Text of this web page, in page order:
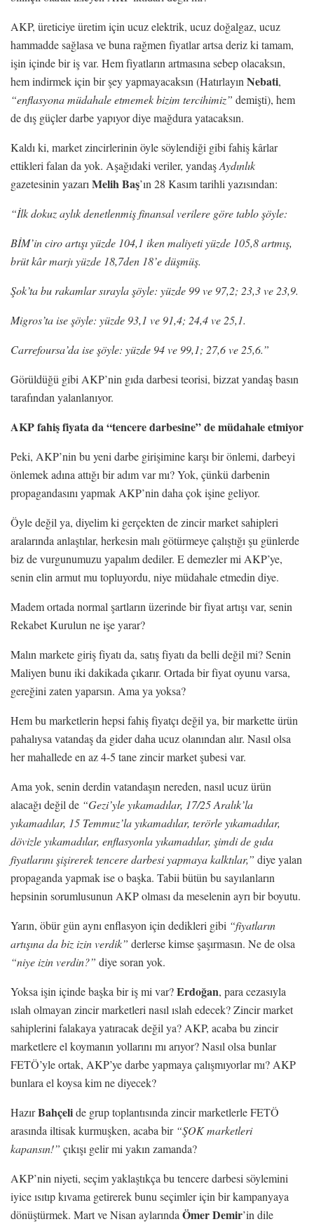
AKP, üreticiye üretim için ucuz elektrik, ucuz doğalgaz, ucuz
hammadde sağlasa ve buna rağmen fiyatlar artsa deriz ki tamam,
işin içinde bir iş var. Hem fiyatların artmasına sebep olacaksın,
hem indirmek için bir şey yapmayacaksın (Hatırlayın Nebati,
“enflasyona müdahale etmemek bizim tercihimiz” demişti), hem
de dış güçler darbe yapıyor diye mağdura yatacaksın.
Kaldı ki, market zincirlerinin öyle söylendiği gibi fahiş kârlar
ettikleri falan da yok. Aşağıdaki veriler, yandaşAydınlık
gazetesinin yazarı Melih Baş’ın 28 Kasım tarihli yazısından:
“İlk dokuz aylık denetlenmiş finansal verilere göre tablo şöyle:
BİM’in ciro artışı yüzde 104,1 iken maliyeti yüzde 105,8 artmış,
brüt kâr marjı yüzde 18,7den 18’e düşmüş.
Şok’ta bu rakamlar sırayla şöyle: yüzde 99 ve 97,2; 23,3 ve 23,9.
Migros’ta ise şöyle: yüzde 93,1 ve 91,4; 24,4 ve 25,1.
Carrefoursa’da ise şöyle: yüzde 94 ve 99,1; 27,6 ve 25,6.”
Görüldüğü gibi AKP’nin gıda darbesi teorisi, bizzat yandaş basın
tarafından yalanlanıyor.
AKP fahiş fiyata da “tencere darbesine” de müdahale etmiyor
Peki, AKP’nin bu yeni darbe girişimine karşı bir önlemi, darbeyi
önlemek adına attığı bir adım var mı? Yok, çünkü darbenin
propagandasını yapmak AKP’nin daha çok işine geliyor.
Öyle değil ya, diyelim ki gerçekten de zincir market sahipleri
aralarında anlaştılar, herkesin malı götürmeye çalıştığı şu günlerde
biz de vurgunumuzu yapalım dediler. E demezler mi AKP’ye,
senin elin armut mu topluyordu, niye müdahale etmedin diye.
Madem ortada normal şartların üzerinde bir fiyat artışı var, senin
Rekabet Kurulun ne işe yarar?
Malın markete giriş fiyatı da, satış fiyatı da belli değil mi? Senin
Maliyen bunu iki dakikada çıkarır. Ortada bir fiyat oyunu varsa,
gereğini zaten yaparsın. Ama ya yoksa?
Hem bu marketlerin hepsi fahiş fiyatçı değil ya, bir markette ürün
pahalıysa vatandaş da gider daha ucuz olanından alır. Nasıl olsa
her mahallede en az 4-5 tane zincir market şubesi var.
Ama yok, senin derdin vatandaşın nereden, nasıl ucuz ürün
alacağı değil de “Gezi’yle yıkamadılar, 17/25 Aralık’la
yıkamadılar, 15 Temmuz’la yıkamadılar, terörle yıkamadılar,
dövizle yıkamadılar, enflasyonla yıkamadılar, şimdi de gıda
fiyatlarını şişirerek tencere darbesi yapmaya kalktılar,” diye yalan
propaganda yapmak ise o başka. Tabii bütün bu sayılanların
hepsinin sorumlusunun AKP olması da meselenin ayrı bir boyutu.
Yarın, öbür gün aynı enflasyon için dedikleri gibi “fiyatların
artışına da biz izin verdik” derlerse kimse şaşırmasın. Ne de olsa
“niye izin verdin?” diye soran yok.
Yoksa işin içinde başka bir iş mi var?Erdoğan, para cezasıyla
ıslah olmayan zincir marketleri nasıl ıslah edecek? Zincir market
sahiplerini falakaya yatıracak değil ya? AKP, acaba bu zincir
marketlere el koymanın yollarını mı arıyor? Nasıl olsa bunlar
FETÖ’yle ortak, AKP’ye darbe yapmaya çalışmıyorlar mı? AKP
bunlara el koysa kim ne diyecek?
HazırBahçelide grup toplantısında zincir marketlerle FETÖ
arasında iltisak kurmuşken, acaba bir “ŞOK marketleri
kapansın!” çıkışı gelir mi yakın zamanda?
AKP’nin niyeti, seçim yaklaştıkça bu tencere darbesi söylemini
iyice ısıtıp kıvama getirerek bunu seçimler için bir kampanyaya
dönüştürmek. Mart ve Nisan aylarında Ömer Demir’in dile